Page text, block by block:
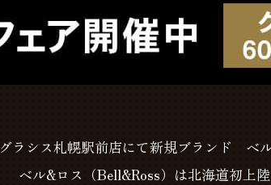
グラシス札幌駅前店にて新規ブランド ベ
ベル&ロス（Bell&Ross）は北海道初上